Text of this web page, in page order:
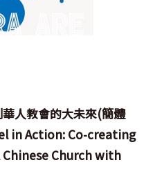
人教會的大未來(簡體
in Action: Co-creating
Church with